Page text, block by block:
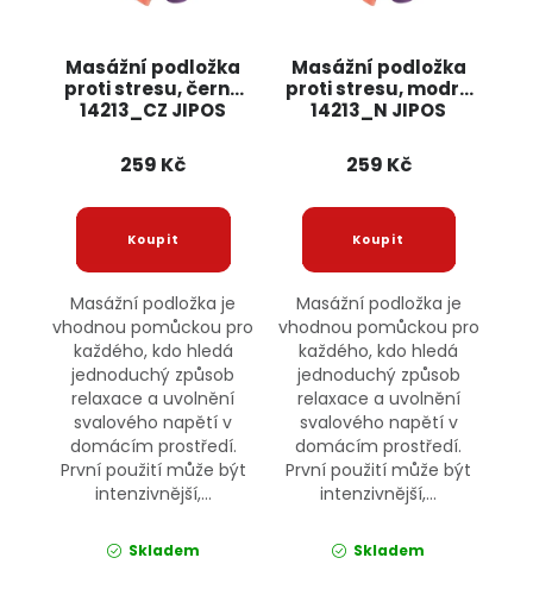
Masážní podložka
proti stresu, černá
14213_CZ JIPOS
259 Kč
Masážní podložka je
vhodnou pomůckou pro
každého, kdo hledá
jednoduchý způsob
relaxace a uvolnění
svalového napětí v
domácím prostředí.
První použití může být
intenzivnější,...
Skladem
Masážní podložka
proti stresu, modrá
14213_N JIPOS
259 Kč
Masážní podložka je
vhodnou pomůckou pro
každého, kdo hledá
jednoduchý způsob
relaxace a uvolnění
svalového napětí v
domácím prostředí.
První použití může být
intenzivnější,...
Skladem